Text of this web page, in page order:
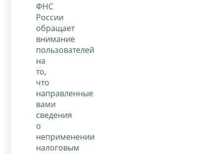
ФНС
России
обращает
внимание
пользователей
на
то,
что
направленные
вами
сведения
о
неприменении
налоговым